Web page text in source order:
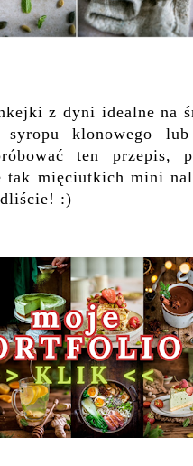
z dyni idealne na
syropu klonowego
ten przepis,
tak mięciutkich mini
:)